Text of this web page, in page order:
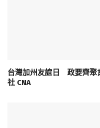
台灣加州友誼日 政要齊聚
社 CNA